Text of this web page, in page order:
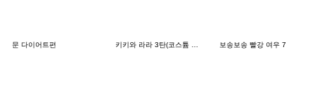
문 다이어트편 보송보송 빨강 여우 7